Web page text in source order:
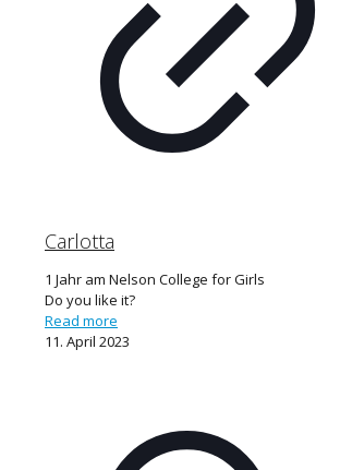
Carlotta
1 Jahr am Nelson College for Girls
Do you like it?
Read more
11. April 2023